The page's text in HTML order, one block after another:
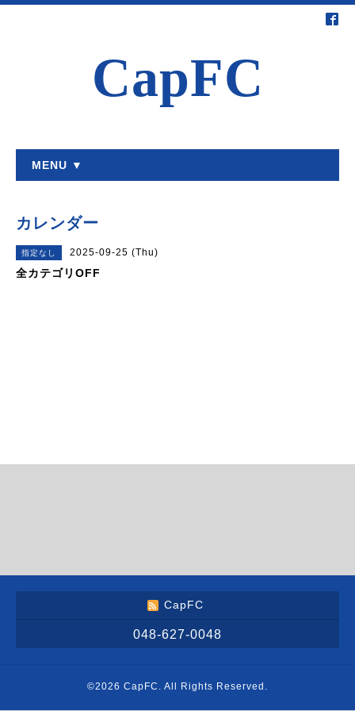
CapFC
MENU ▼
カレンダー
指定なし 2025-09-25 (Thu)
全カテゴリOFF
CapFC
048-627-0048
©2026 CapFC . All Rights Reserved.